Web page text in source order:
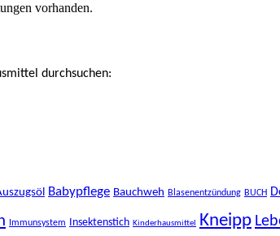
vorhanden.
durchsuchen:
Babypflege Bauchweh Blasenentzündung BUCH
Immunsystem Insektenstich Kinderhausmittel Kneipp